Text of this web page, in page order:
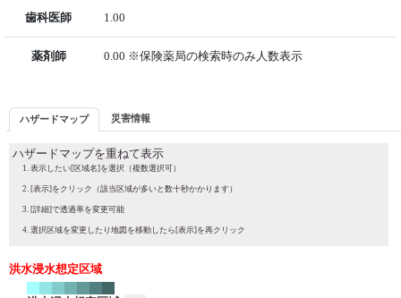
歯科医師 1.00
薬剤師 0.00 ※保険薬局の検索時のみ人数表示
ハザードマップ 災害情報
ハザードマップを重ねて表示
表示したい[区域名]を選択（複数選択可）
[表示]をクリック（該当区域が多いと数十秒かかります）
[詳細]で透過率を変更可能
選択区域を変更したり地図を移動したら[表示]を再クリック
洪水浸水想定区域